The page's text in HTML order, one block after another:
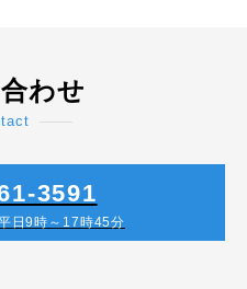
わせ
3591
日9時～17時45分